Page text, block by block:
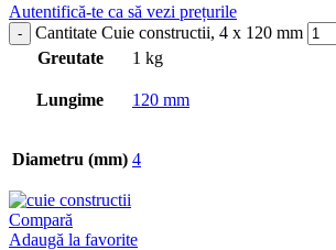
Autentifică-te ca să vezi prețurile
Cantitate Cuie constructii, 4 x 120 mm
Greutate
1 kg
Lungime 120 mm
Diametru (mm) 4
Compară
Adaugă la favorite